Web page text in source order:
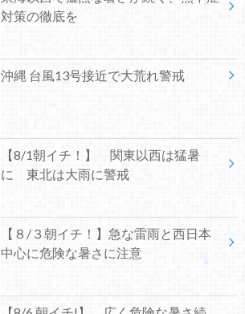
対策の徹底を
沖縄 台風13号接近で大荒れ警戒
【8/1朝イチ！】 関東以西は猛暑
に 東北は大雨に警戒
【８/３朝イチ！】急な雷雨と西日本
中心に危険な暑さに注意